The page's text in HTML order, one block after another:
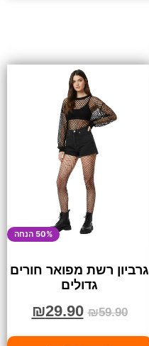
50% הנחה
גרביון רשת מפואר חורים
גדולים
₪59.90
₪29.90